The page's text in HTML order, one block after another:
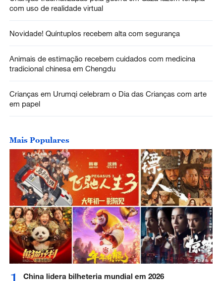
com uso de realidade virtual
Novidade! Quíntuplos recebem alta com segurança
Animais de estimação recebem cuidados com medicina
tradicional chinesa em Chengdu
Crianças em Urumqi celebram o Dia das Crianças com arte
em papel
Mais Populares
China lidera bilheteria mundial em 2026